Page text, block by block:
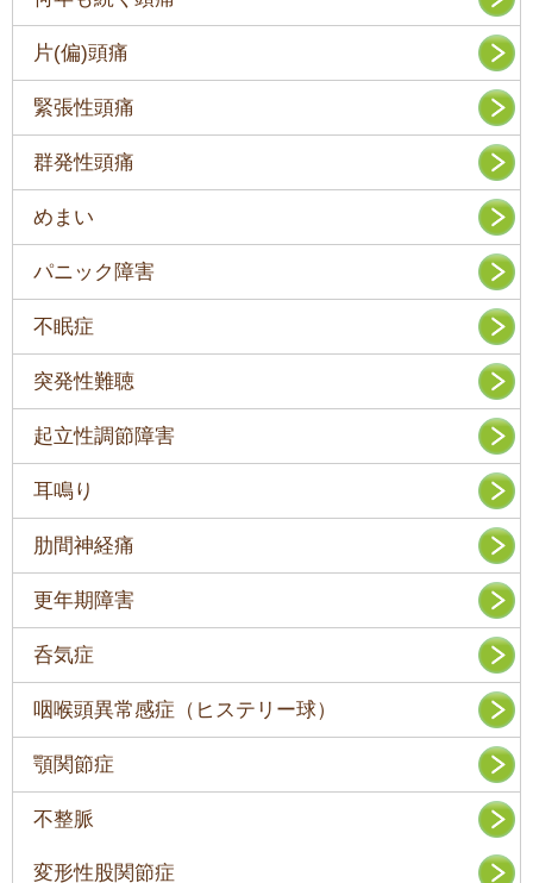
片(偏)頭痛
緊張性頭痛
群発性頭痛
めまい
パニック障害
不眠症
突発性難聴
起立性調節障害
耳鳴り
肋間神経痛
更年期障害
呑気症
咽喉頭異常感症（ヒステリー球）
顎関節症
不整脈
変形性股関節症